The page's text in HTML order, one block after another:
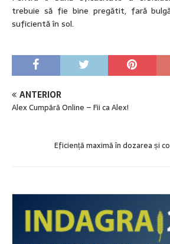
trebuie să fie bine pregătit, fară
suficientă în sol.
ANTERIOR
Alex Cumpără Online – Fii ca Alex!
Eficiență maximă în dozarea și